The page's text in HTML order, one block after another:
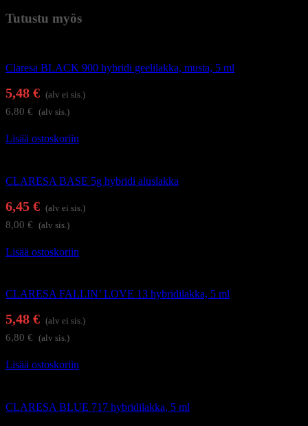
Tutustu myös
Claresa BLACK 900 hybridi geelilakka, musta, 5 ml
5,48 € (alv ei sis.)
6,80 € (alv sis.)
Lisää ostoskoriin
CLARESA BASE 5g hybridi aluslakka
6,45 € (alv ei sis.)
8,00 € (alv sis.)
Lisää ostoskoriin
CLARESA FALLIN’ LOVE 13 hybridilakka, 5 ml
5,48 € (alv ei sis.)
6,80 € (alv sis.)
Lisää ostoskoriin
CLARESA BLUE 717 hybridilakka, 5 ml